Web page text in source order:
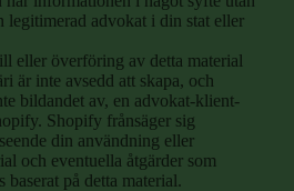
advokat i din stat eller
eller överföring av detta material
är inte avsedd att skapa, och
bildandet av, en advokat-klient-
Shopify frånsäger sig
din användning eller
och eventuella åtgärder som
på detta material.